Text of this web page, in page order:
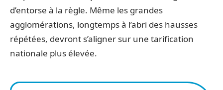
d’entorse à la règle. Même les grandes
agglomérations, longtemps à l’abri des hausses
répétées, devront s’aligner sur une tarification
nationale plus élevée.